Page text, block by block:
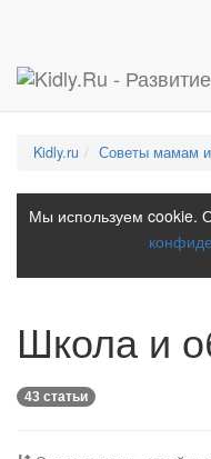
Kidly.ru Советы мамам
Мы используем cookie.
Школа и
43 статьи